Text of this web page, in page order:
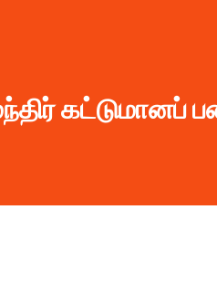
கட்டுமானப்